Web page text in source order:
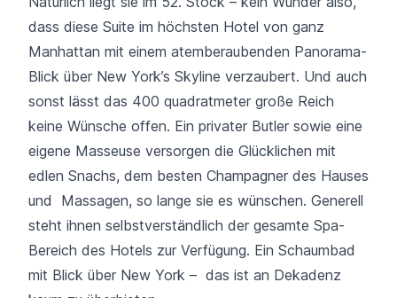
dass diese Suite im höchsten Hotel von ganz
Manhattan mit einem atemberaubenden Panorama-
Blick über New York’s Skyline verzaubert. Und auch
sonst lässt das 400 quadratmeter große Reich
keine Wünsche offen. Ein privater Butler sowie eine
eigene Masseuse versorgen die Glücklichen mit
edlen Snachs, dem besten Champagner des Hauses
und Massagen, so lange sie es wünschen. Generell
steht ihnen selbstverständlich der gesamte Spa-
Bereich des Hotels zur Verfügung. Ein Schaumbad
mit Blick über New York – das ist an Dekadenz